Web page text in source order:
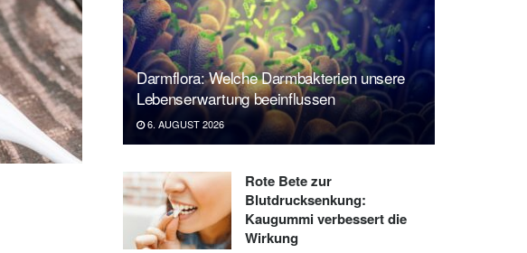
Darmflora: Welche Darmbakterien unsere
Lebenserwartung beeinflussen
6. AUGUST 2026
Rote Bete zur
Blutdrucksenkung:
Kaugummi verbessert die
Wirkung